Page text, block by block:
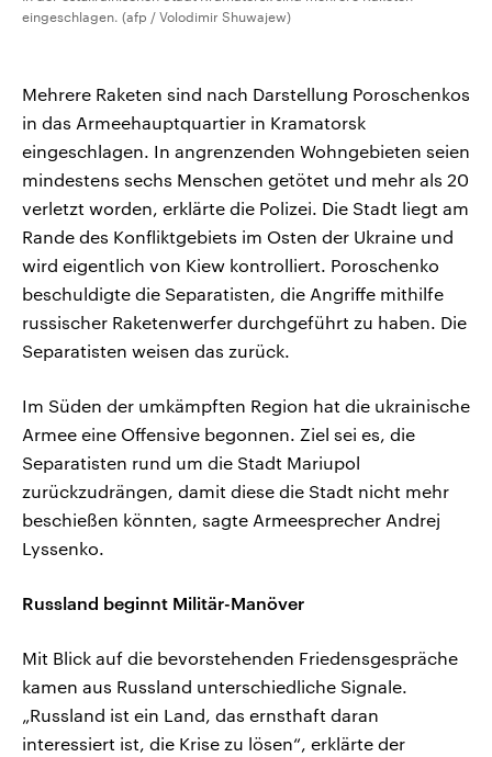
eingeschlagen. (afp / Volodimir Shuwajew)
Mehrere Raketen sind nach Darstellung Poroschenkos
in das Armeehauptquartier in Kramatorsk
eingeschlagen. In angrenzenden Wohngebieten seien
mindestens sechs Menschen getötet und mehr als 20
verletzt worden, erklärte die Polizei. Die Stadt liegt am
Rande des Konfliktgebiets im Osten der Ukraine und
wird eigentlich von Kiew kontrolliert. Poroschenko
beschuldigte die Separatisten, die Angriffe mithilfe
russischer Raketenwerfer durchgeführt zu haben. Die
Separatisten weisen das zurück.
Im Süden der umkämpften Region hat die ukrainische
Armee eine Offensive begonnen. Ziel sei es, die
Separatisten rund um die Stadt Mariupol
zurückzudrängen, damit diese die Stadt nicht mehr
beschießen könnten, sagte Armeesprecher Andrej
Lyssenko.
Russland beginnt Militär-Manöver
Mit Blick auf die bevorstehenden Friedensgespräche
kamen aus Russland unterschiedliche Signale.
„Russland ist ein Land, das ernsthaft daran
interessiert ist, die Krise zu lösen“, erklärte der